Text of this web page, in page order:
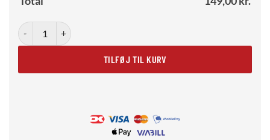
Rainbow Hills No. 02 antal
TILFØJ TIL KURV